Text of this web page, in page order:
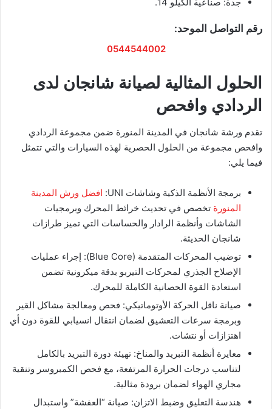
​جدة: صناعية الكيلو 14.
​رقم التواصل الموحد:
0544544002
​الحلول المثالية لصيانة شانجان لدى
الردادي وافحص
تقدم ورشة شانجان في المدينة المنورة ضمن مجموعة الردادي
وافحص مجموعة من الحلول الحصرية لهذه السيارات والتي تتمثل
فيما يلي:
​برمجة الأنظمة الذكية وشاشات UNI:
افضل ورش المدينة
المنورة تخصص في تحديث خرائط المحرك وبرمجيات
الشاشات وأنظمة الرادار والحساسات التي تميز طرازات
شانجان الحديثة.
​توضيب المحركات المتقدمة (Blue Core): إجراء عمليات
الإصلاح الجذري لمحركات التيربو بدقة ميكرونية تضمن
استعادة القوة الحصانية الكاملة للمحرك.
​صيانة ناقل الحركة الأوتوماتيكي: فحص ومعالجة مشاكل القير
وبرمجة سرعات التعشيق لضمان انتقال انسيابي للقوة دون أي
اهتزازات أو نتشات.
​معايرة أنظمة التبريد والمناخ: تهيئة دورة التبريد بالكامل
لتناسب درجات الحرارة المرتفعة، مع فحص الكمبروسر وتنقية
مجاري الهواء لضمان برودة مثالية.
​هندسة التعليق وضبط الاتزان: صيانة “العفشة” واستبدال